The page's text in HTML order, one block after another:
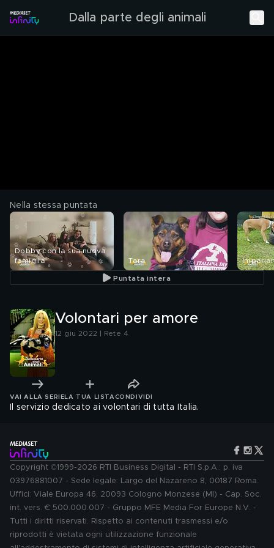
Dalla parte degli animali
Nella stessa puntata
Dobby con la sua nuova
famiglia
Tara
Puntata intera
Volontari per amore
12 giu 2022 | Rete 4
VAI ALLA SERIE LA TUA LISTA CONDIVIDI
Il servizio dedicato ai volontari di tutta Italia.
Copyright ©1999-2026 RTI Business Digital - RTI S.p.A.: p. iva
03976881007 - Sede legale: Largo del Nazareno 8, 00187 Roma.
Uffici: Viale Europa 46, 20093 Cologno Monzese (MI) - Cap. Soc.
int. vers. € 500.000.007 - Gruppo MFE Media For Europe N.V. -
Tutti i diritti riservati. Rispetto ai contenuti trasmessi e/o
riprodotti è vietata ogni utilizzazione funzionale